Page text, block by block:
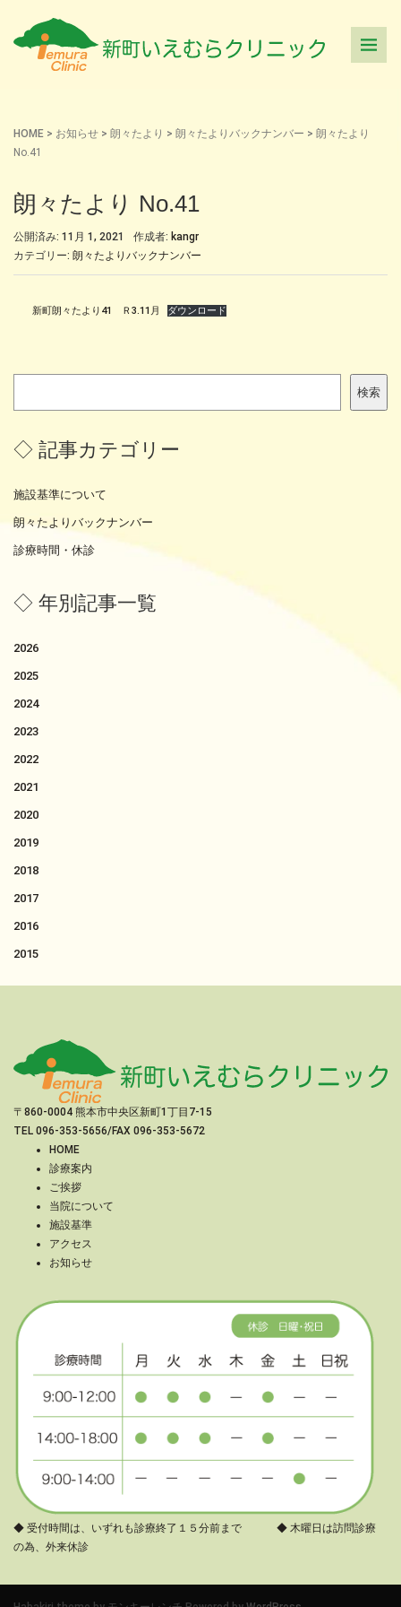
HOME > お知らせ > 朗々たより > 朗々たよりバックナンバー > 朗々たより
No.41
朗々たより No.41
公開済み: 11月 1, 2021 作成者: kangr
カテゴリー: 朗々たよりバックナンバー
新町朗々たより41 Ｒ3.11月 ダウンロード
検索
◇ 記事カテゴリー
施設基準について
朗々たよりバックナンバー
診療時間・休診
◇ 年別記事一覧
2026
2025
2024
2023
2022
2021
2020
2019
2018
2017
2016
2015
〒860-0004 熊本市中央区新町1丁目7-15
TEL 096-353-5656/FAX 096-353-5672
HOME
診療案内
ご挨拶
当院について
施設基準
アクセス
お知らせ
◆ 受付時間は、いずれも診療終了１５分前まで ◆ 木曜日は訪問診療
の為、外来休診